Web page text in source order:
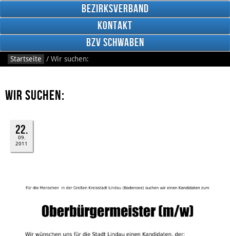
Bezirksverband
Kontakt
BzV Schwaben
Startseite / Wir suchen:
Wir suchen:
22.
09.
2011